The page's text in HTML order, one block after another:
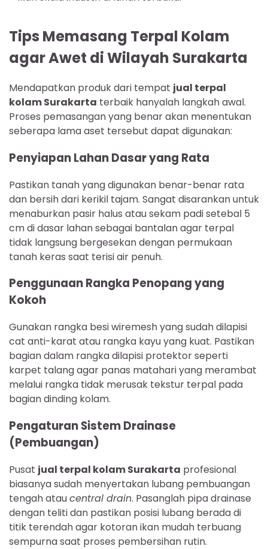
Tips Memasang Terpal Kolam
agar Awet di Wilayah Surakarta
Mendapatkan produk dari tempat jual terpal
kolam Surakarta terbaik hanyalah langkah awal.
Proses pemasangan yang benar akan menentukan
seberapa lama aset tersebut dapat digunakan:
Penyiapan Lahan Dasar yang Rata
Pastikan tanah yang digunakan benar-benar rata
dan bersih dari kerikil tajam. Sangat disarankan untuk
menaburkan pasir halus atau sekam padi setebal 5
cm di dasar lahan sebagai bantalan agar terpal
tidak langsung bergesekan dengan permukaan
tanah keras saat terisi air penuh.
Penggunaan Rangka Penopang yang
Kokoh
Gunakan rangka besi wiremesh yang sudah dilapisi
cat anti-karat atau rangka kayu yang kuat. Pastikan
bagian dalam rangka dilapisi protektor seperti
karpet talang agar panas matahari yang merambat
melalui rangka tidak merusak tekstur terpal pada
bagian dinding kolam.
Pengaturan Sistem Drainase
(Pembuangan)
Pusat jual terpal kolam Surakarta profesional
biasanya sudah menyertakan lubang pembuangan
tengah ataucentral drain. Pasanglah pipa drainase
dengan teliti dan pastikan posisi lubang berada di
titik terendah agar kotoran ikan mudah terbuang
sempurna saat proses pembersihan rutin.